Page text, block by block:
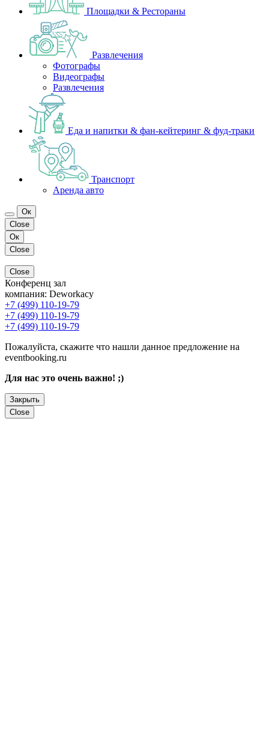
Площадки & Рестораны
Развлечения
Фотографы
Видеографы
Развлечения
Еда и напитки & фан-кейтеринг & фуд-траки
Транспорт
Аренда авто
Ок
Close
Ок
Close
Close
Конференц зал
компания: Deworkacy
+7 (499) 110-19-79
+7 (499) 110-19-79
+7 (499) 110-19-79
Пожалуйста, скажите что нашли данное предложение на
eventbooking.ru
Для нас это очень важно! ;)
Закрыть
Close